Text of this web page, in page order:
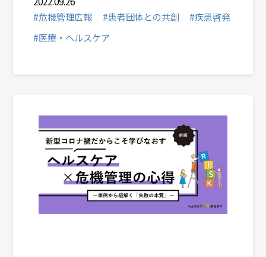
#危機管理広報
#患者団体との共創
#疾患啓発
#医療・ヘルスケア